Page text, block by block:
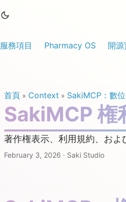
服務項目 Pharmacy OS 開源
首頁 » Context » SakiMCP：數
SakiMCP 権
著作権表示、利用規約、およ
February 3, 2026 · Saki Studio